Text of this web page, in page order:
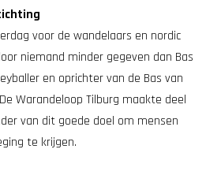
voor de wandelaars en nordic
niemand minder gegeven dan Bas
en oprichter van de Bas van
Warandeloop Tilburg maakte deel
van dit goede doel om mensen
te krijgen.